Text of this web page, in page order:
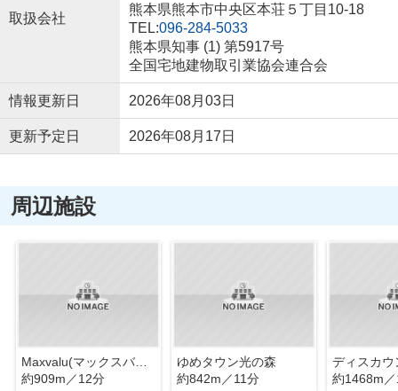
取扱会社
熊本県熊本市中央区本荘５丁目10-18
TEL:096-284-5033
熊本県知事 (1) 第5917号
全国宅地建物取引業協会連合会
情報更新日 2026年08月03日
更新予定日 2026年08月17日
周辺施設
Maxvalu(マックスバリュ) 光の森店
約909m／12分
ゆめタウン光の森
約842m／11分
約1468m